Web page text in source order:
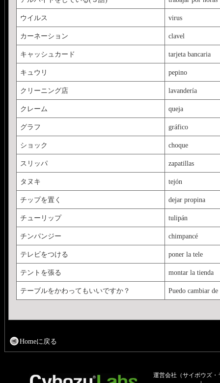
ウイルス virus
カーネーション clavel
キャッシュカード tarjeta bancaria
キュウリ pepino
クリーニング店 lavandería
クレーム queja
グラフ gráfico
ショック choque
スリッパ zapatillas
タヌキ tejón
チップを置く dejar propina
チューリップ tulipán
チンパンジー chimpancé
テレビをつける poner la tele
テントを張る montar la tienda
テーブルをかわってもいいですか？ Puedo cambiar de
Homeに戻る
運営会社（サイボウズ・